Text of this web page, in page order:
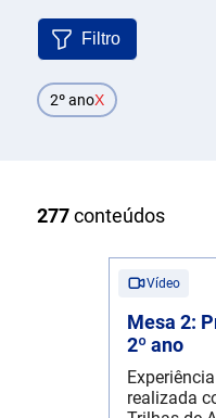
Filtro
2º anoX
277conteúdos
Vídeo
Mesa 2:
2º ano
realizada